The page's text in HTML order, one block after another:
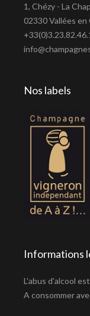
1, Chézy - La
02330 Vallées en
Nos labels
Informations
L'abus d'alcool
A consommer